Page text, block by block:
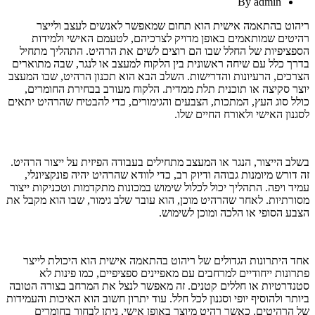
ריהוט בהתאמה אישית הוא תחום שמאפשר לאנשים לעצב ולייצר
רהיטים שמותאמים באופן מדויק לצרכיהם, לטעמם האישי ולמידות
הספציפיות של החלל שבו הם רוצים לשים את הרהיט. התהליך מתחיל
בדרך כלל עם שיחה ראשונית בין הלקוח למעצב או לנגר, שבה מתוארים
הצרכים, הרעיונות והדרישות. השלב הבא הוא תכנון הרהיט, שבו המעצב
יוצר סקיצה או תוכנית תלת ממדית. הלקוח מעורב בבחירת החומרים,
כולל סוג העץ, המתכות, הצבעים והגימורים, כדי להבטיח שהרהיט יתאים
לסגנון האישי ולאורח החיים שלו.
בשלב הייצור, הנגר או המעצב מתחילים בעבודה הפיזית על ייצור הרהיט.
זה דורש מיומנות גבוהה ודיוק רב, כדי לוודא שהרהיט יהיה פונקציונלי,
עמיד ויפה. התהליך יכול לכלול שימוש במכונות מתקדמות וטכניקות ייצור
מסורתיות. לאחר שהרהיט מוכן, הוא עובר שלב גימור, שבו הוא מקבל את
הצבע הסופי או הלכה ומוכן לשימוש.
אחד היתרונות הגדולים של ריהוט בהתאמה אישית הוא היכולת לייצר
פתרונות ייחודיים למרחבים עם מאפיינים ספציפיים, כמו פינות לא
סטנדרטיות או חללים קטנים. זה מאפשר לנצל את המרחב בצורה הטובה
ביותר ולהוסיף יופי וסגנון לכל חלל. עוד יתרון חשוב הוא האיכות והעמידות
של הרהיטים. כאשר רהיט מיוצר באופן אישי, ניתן לבחור בחומרים